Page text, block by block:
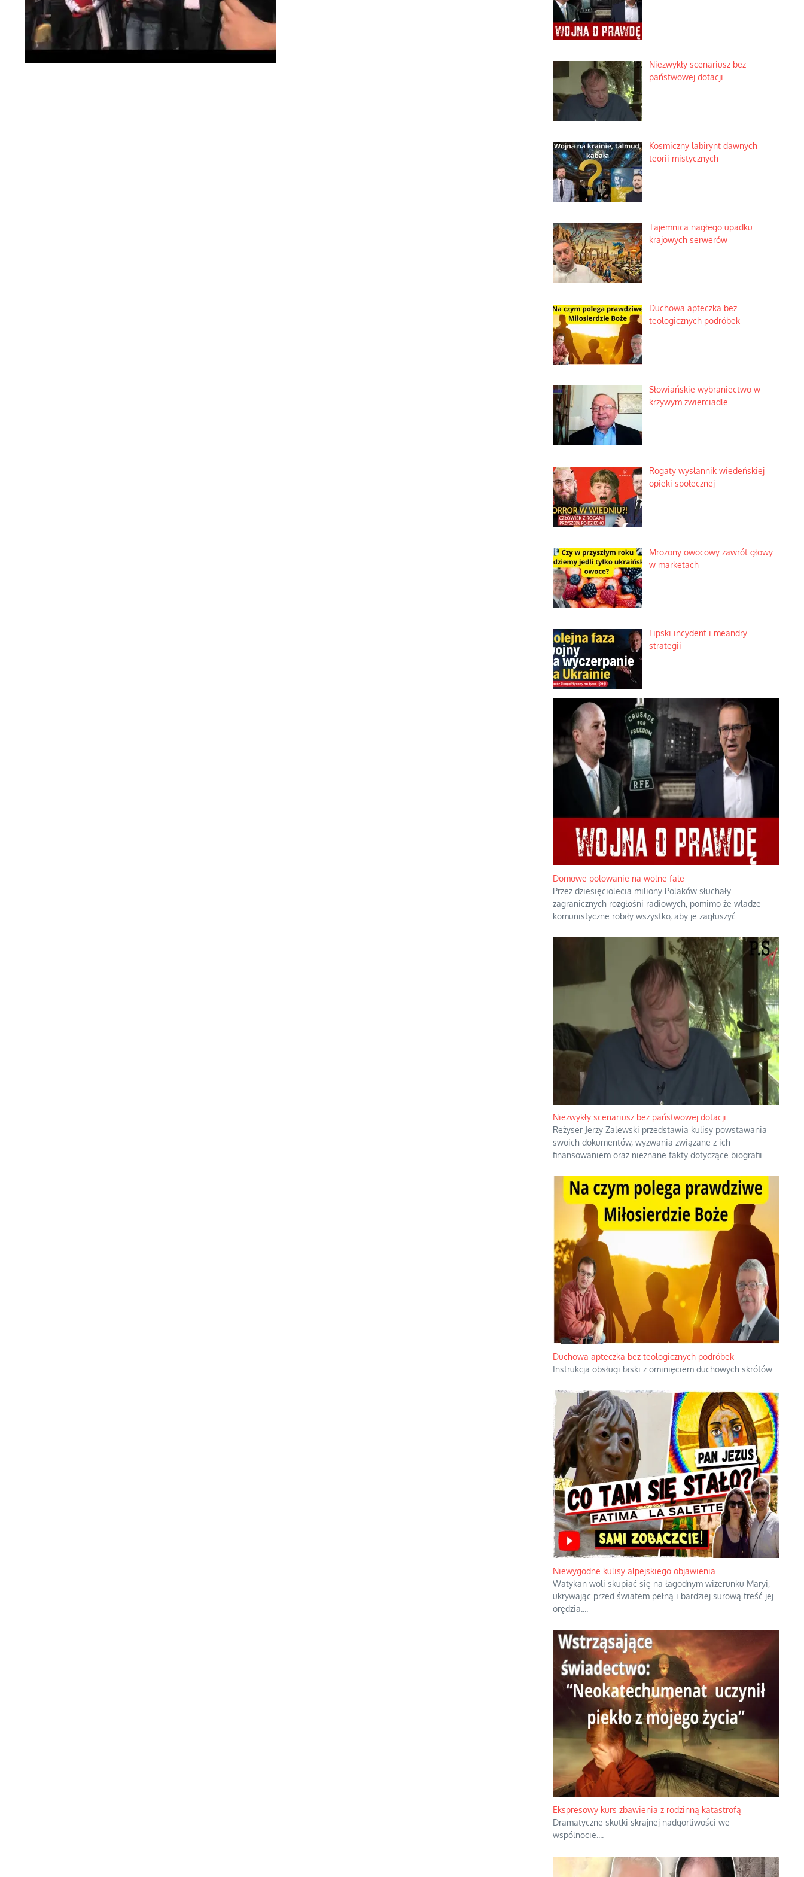
Niezwykły scenariusz bez
państwowej dotacji
Kosmiczny labirynt dawnych
teorii mistycznych
Tajemnica nagłego upadku
krajowych serwerów
Duchowa apteczka bez
teologicznych podróbek
Słowiańskie wybraniectwo w
krzywym zwierciadle
Rogaty wysłannik wiedeńskiej
opieki społecznej
Mrożony owocowy zawrót głowy
w marketach
Lipski incydent i meandry
strategii
Domowe polowanie na wolne fale
Przez dziesięciolecia miliony Polaków słuchały
zagranicznych rozgłośni radiowych, pomimo że władze
komunistyczne robiły wszystko, aby je zagłuszyć.
Niezwykły scenariusz bez państwowej dotacji
Reżyser Jerzy Zalewski przedstawia kulisy powstawania
swoich dokumentów, wyzwania związane z ich
finansowaniem oraz nieznane fakty dotyczące biografii
Duchowa apteczka bez teologicznych podróbek
Instrukcja obsługi łaski z ominięciem duchowych skrótów.
Niewygodne kulisy alpejskiego objawienia
Watykan woli skupiać się na łagodnym wizerunku Maryi,
ukrywając przed światem pełną i bardziej surową treść jej
orędzia.
Ekspresowy kurs zbawienia z rodzinną katastrofą
Dramatyczne skutki skrajnej nadgorliwości we
wspólnocie.